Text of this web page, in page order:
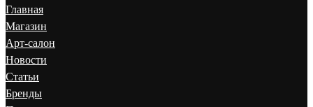
Главная
Магазин
Арт-салон
Новости
Статьи
Бренды